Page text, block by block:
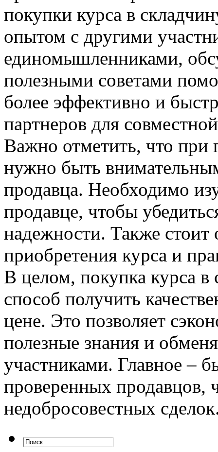
покупки курса в
опытом с другими
единомышленниками,
полезными советами
более эффективно и
партнеров для
Важно отметить, что при
нужно быть
продавца. Необходимо
продавце, чтобы
надежности. Также стоит
приобретения курса и
В целом, покупка курса в
способ получить
цене. Это позволяет
полезные знания и
участниками. Главное –
проверенных продавцов,
недобросовестных